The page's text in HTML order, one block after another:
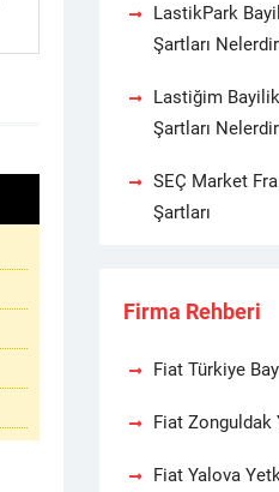
LastikPark
Şartları
Lastiğim
Şartları
SEÇ Market
Şartları
Firma Rehberi
Fiat Türkiye
Fiat Zonguldak
Fiat Yalova